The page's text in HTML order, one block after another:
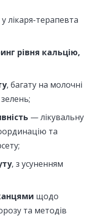
у лікаря-терапевта
рівня кальцію,
, багату на молочні
— лікувальну
та
, з усуненням
щодо
та методів